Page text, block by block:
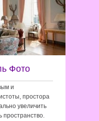
Фото
и
простора
увеличить
пространство.